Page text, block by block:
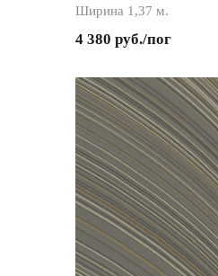
Ширина 1,37 м.
4 380 руб./пог